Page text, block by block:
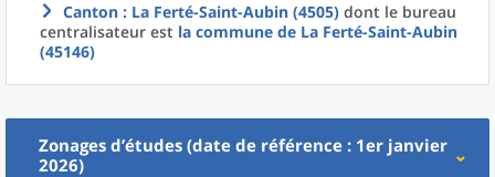
Canton : La Ferté-Saint-Aubin (4505) dont le bureau
centralisateur est la commune de La Ferté-Saint-Aubin
(45146)
Zonages d’études (date de référence : 1er janvier
2026)